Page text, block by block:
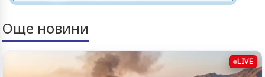
Още новини
LIVE